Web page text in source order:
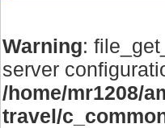
Warning:
server
/home/mr1208/
travel/